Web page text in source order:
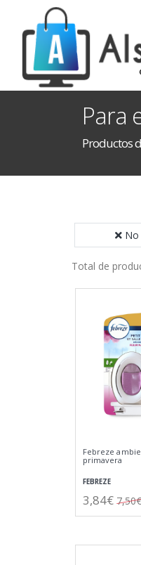
Para
Productos
Total de
Febreze
primavera
FEBREZE
3,84€ 7,50€